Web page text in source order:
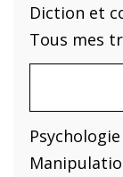
Diction et
Tous mes